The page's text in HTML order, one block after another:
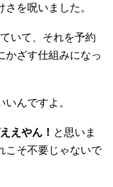
を呪いました。
いて、それを予約
かざす仕組みになっ
んですよ。
えやん！ と思いま
こそ不要じゃないで